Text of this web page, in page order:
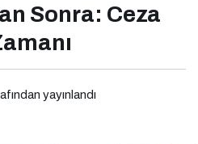
Sonra: Ceza
yayınlandı